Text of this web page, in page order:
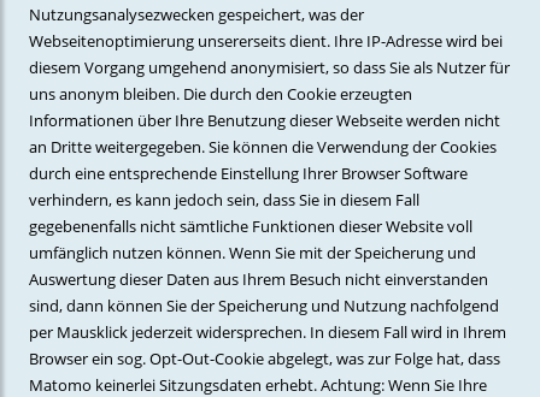
Nutzungsanalysezwecken gespeichert, was der
Webseitenoptimierung unsererseits dient. Ihre IP-Adresse wird bei
diesem Vorgang umgehend anonymisiert, so dass Sie als Nutzer für
uns anonym bleiben. Die durch den Cookie erzeugten
Informationen über Ihre Benutzung dieser Webseite werden nicht
an Dritte weitergegeben. Sie können die Verwendung der Cookies
durch eine entsprechende Einstellung Ihrer Browser Software
verhindern, es kann jedoch sein, dass Sie in diesem Fall
gegebenenfalls nicht sämtliche Funktionen dieser Website voll
umfänglich nutzen können. Wenn Sie mit der Speicherung und
Auswertung dieser Daten aus Ihrem Besuch nicht einverstanden
sind, dann können Sie der Speicherung und Nutzung nachfolgend
per Mausklick jederzeit widersprechen. In diesem Fall wird in Ihrem
Browser ein sog. Opt-Out-Cookie abgelegt, was zur Folge hat, dass
Matomo keinerlei Sitzungsdaten erhebt. Achtung: Wenn Sie Ihre